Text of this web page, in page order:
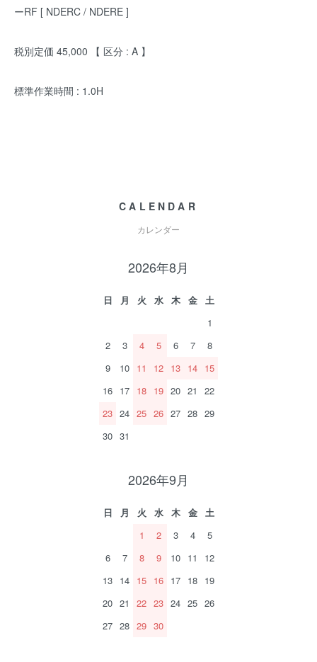
ーRF [ NDERC / NDERE ]
税別定価 45,000 【 区分 : A 】
標準作業時間 : 1.0H
CALENDAR
カレンダー
2026年8月
日 月 火 水 木 金
土
1
2
3 4 5 6 7
8
9
10 11 12 13 14 15
16 17 18 19 20 21
22
23 24 25 26 27 28 29
30 31
2026年9月
日 月 火 水 木 金
土
1
2 3 4
5
6
7 8 9 10 11
12
13 14 15 16 17 18 19
20 21 22 23 24 25 26
27 28 29 30